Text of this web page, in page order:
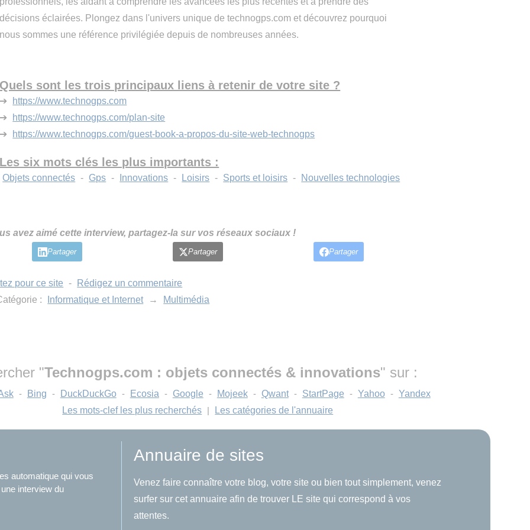
décisions éclairées. Plongez dans l'univers unique de technogps.com et découvrez pourquoi
nous sommes une référence privilégiée depuis de nombreuses années.
Quels sont les trois principaux liens à retenir de votre site ?
➔
https://www.technogps.com
➔
https://www.technogps.com/plan-site
➔
https://www.technogps.com/guest-book-a-propos-du-site-web-technogps
Les six mots clés les plus importants :
Objets connectés - Gps - Innovations - Loisirs - Sports et loisirs - Nouvelles technologies
avez aimé cette interview, partagez-la sur vos réseaux sociaux !
Partager Partager Partager
pour ce site -
Rédigez un commentaire
:
Informatique et Internet → Multimédia
"Technogps.com : objets connectés & innovations" sur :
- Bing - DuckDuckGo - Ecosia - Google - Mojeek - Qwant - StartPage - Yahoo - Yandex
Les mots-clef les plus recherchés | Les catégories de l'annuaire
automatique qui vous
interview du
Annuaire de sites
Venez faire connaître votre blog, votre site ou bien tout simplement, venez
surfer sur cet annuaire afin de trouver LE site qui correspond à vos
attentes.